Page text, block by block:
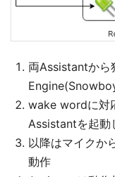
両Assistantから
wake wordに対
Assistantを起動
以降はマイクか
動作